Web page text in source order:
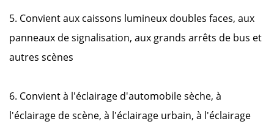
5. Convient aux caissons lumineux doubles faces, aux
panneaux de signalisation, aux grands arrêts de bus et
autres scènes
6. Convient à l'éclairage d'automobile sèche, à
l'éclairage de scène, à l'éclairage urbain, à l'éclairage